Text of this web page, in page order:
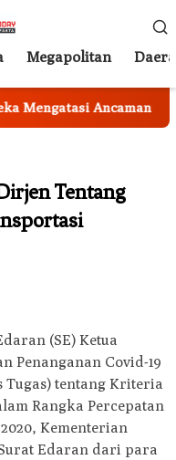
Megapolitan
Ancaman
Tentang
(SE) Ketua
Penanganan Covid-19
Tugas) tentang Kriteria
Rangka Percepatan
Kementerian
Edaran dari para